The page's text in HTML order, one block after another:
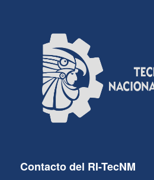
Contacto del RI-TecNM